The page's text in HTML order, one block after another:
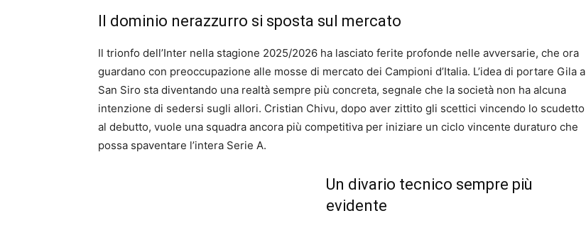
Il dominio nerazzurro si sposta sul mercato
Il trionfo dell’Inter nella stagione 2025/2026 ha lasciato ferite profonde nelle avversarie, che ora
guardano con preoccupazione alle mosse di mercato dei Campioni d’Italia. L’idea di portare Gila a
San Siro sta diventando una realtà sempre più concreta, segnale che la società non ha alcuna
intenzione di sedersi sugli allori. Cristian Chivu, dopo aver zittito gli scettici vincendo lo scudetto
al debutto, vuole una squadra ancora più competitiva per iniziare un ciclo vincente duraturo che
possa spaventare l’intera Serie A.
Un divario tecnico sempre più
evidente